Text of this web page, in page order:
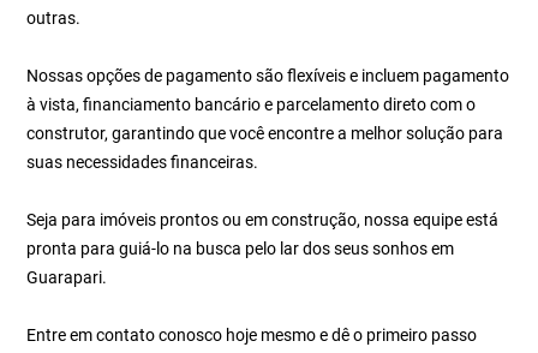
outras.
Nossas opções de pagamento são flexíveis e incluem pagamento
à vista, financiamento bancário e parcelamento direto com o
construtor, garantindo que você encontre a melhor solução para
suas necessidades financeiras.
Seja para imóveis prontos ou em construção, nossa equipe está
pronta para guiá-lo na busca pelo lar dos seus sonhos em
Guarapari.
Entre em contato conosco hoje mesmo e dê o primeiro passo